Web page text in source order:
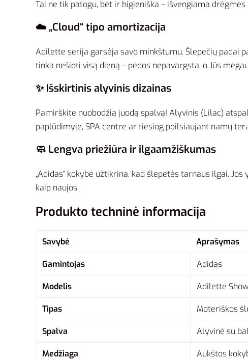
Tai ne tik patogu, bet ir higieniška – išvengiama
☁️ „Cloud“ tipo amortizacija
Adilette serija garsėja savo minkštumu. Šlepečių padai
tinka nešioti visą dieną – pėdos nepavargsta, o Jūs
✨ Išskirtinis alyvinis dizainas
Pamirškite nuobodžią juodą spalvą! Alyvinis (Lilac)
paplūdimyje, SPA centre ar tiesiog poilsiaujant namų
🧼 Lengva priežiūra ir ilgaamžiškumas
„Adidas“ kokybė užtikrina, kad šlepetės tarnaus ilgai.
kaip naujos.
Produkto techninė informacija
Savybė Aprašymas
Gamintojas Adidas
Modelis Adilette
Tipas Moteriškos
Spalva Alyvinė su
Medžiaga Aukštos